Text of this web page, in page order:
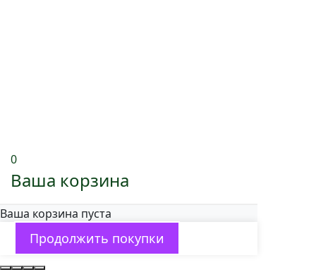
0
Ваша корзина
Ваша корзина пуста
Продолжить покупки